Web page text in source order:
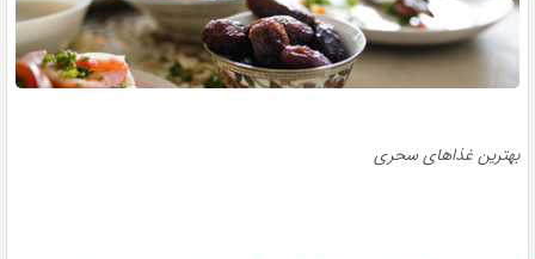
غذاهای سحری